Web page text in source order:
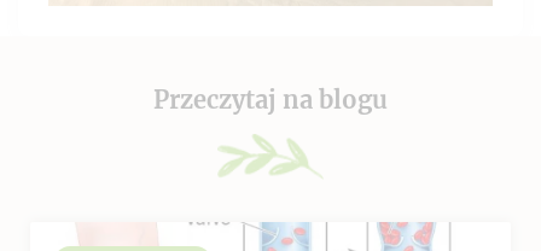
Przeczytaj na blogu